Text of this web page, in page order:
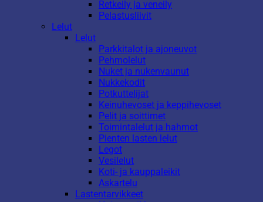
Retkeily ja veneily
Pelastusliivit
Lelut
Lelut
Parkkitalot ja ajoneuvot
Pehmolelut
Nuket ja nukenvaunut
Nukkekodit
Potkuttelijat
Keinuhevoset ja keppihevoset
Pelit ja soittimet
Toimintalelut ja hahmot
Pienten lasten lelut
Legot
Vesilelut
Koti- ja kauppaleikit
Askartelu
Lastentarvikkeet